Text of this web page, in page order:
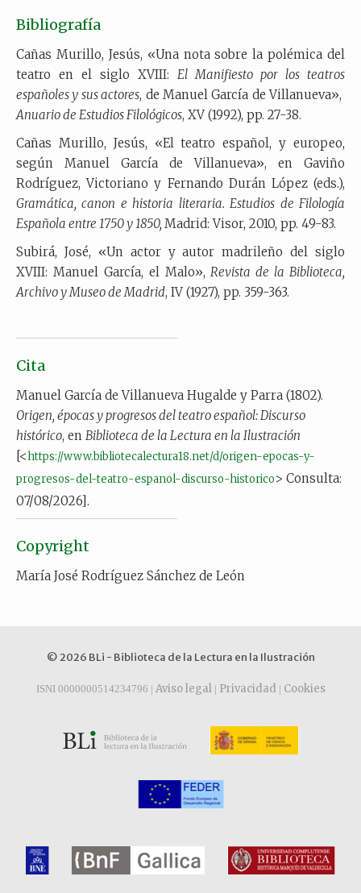
Bibliografía
Cañas Murillo, Jesús, «Una nota sobre la polémica del
teatro en el siglo XVIII: El Manifiesto por los teatros
españoles y sus actores, de Manuel García de Villanueva»,
Anuario de Estudios Filológicos, XV (1992), pp. 27-38.
Cañas Murillo, Jesús, «El teatro español, y europeo,
según Manuel García de Villanueva», en Gaviño
Rodríguez, Victoriano y Fernando Durán López (eds.),
Gramática, canon e historia literaria. Estudios de Filología
Española entre 1750 y 1850, Madrid: Visor, 2010, pp. 49-83.
Subirá, José, «Un actor y autor madrileño del siglo
XVIII: Manuel García, el Malo», Revista de la Biblioteca,
Archivo y Museo de Madrid, IV (1927), pp. 359-363.
Cita
Manuel García de Villanueva Hugalde y Parra (1802).
Origen, épocas y progresos del teatro español: Discurso
histórico, en Biblioteca de la Lectura en la Ilustración
[<https://www.bibliotecalectura18.net/d/origen-epocas-y-
progresos-del-teatro-espanol-discurso-historico> Consulta:
07/08/2026].
Copyright
María José Rodríguez Sánchez de León
© 2026 BLi - Biblioteca de la Lectura en la Ilustración
ISNI 0000000514234796 | Aviso legal | Privacidad | Cookies